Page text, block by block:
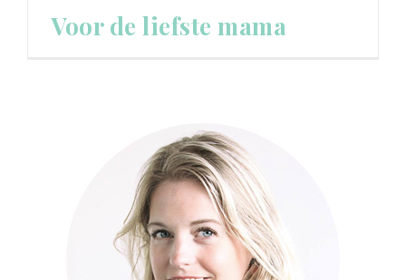
Voor de liefste mama